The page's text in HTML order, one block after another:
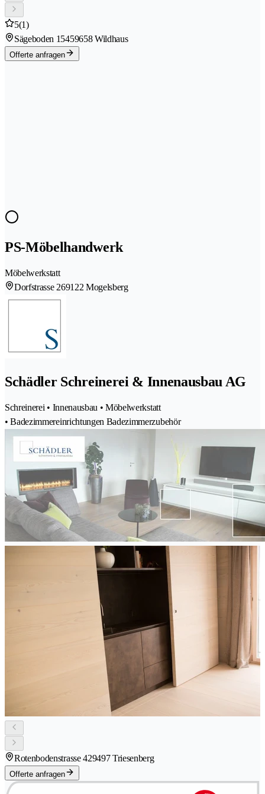
5(1)
Sägeboden 15459658 Wildhaus
Offerte anfragen
PS-Möbelhandwerk
Möbelwerkstatt
Dorfstrasse 269122 Mogelsberg
Schädler Schreinerei & Innenausbau AG
Schreinerei • Innenausbau • Möbelwerkstatt
• Badezimmereinrichtungen Badezimmerzubehör
Rotenbodenstrasse 429497 Triesenberg
Offerte anfragen